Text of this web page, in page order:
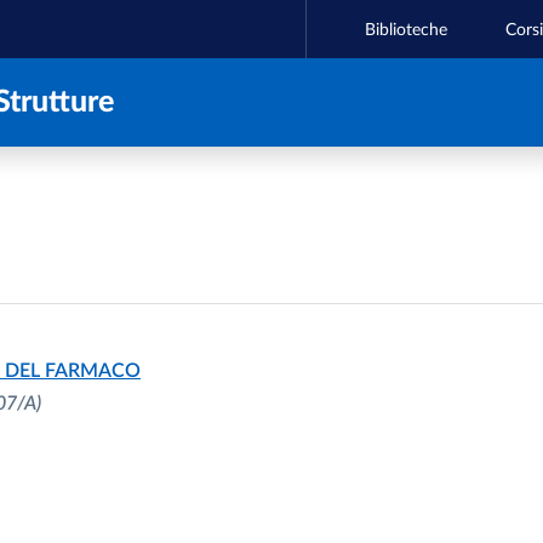
Biblioteche Corsi
FARMACO
A)